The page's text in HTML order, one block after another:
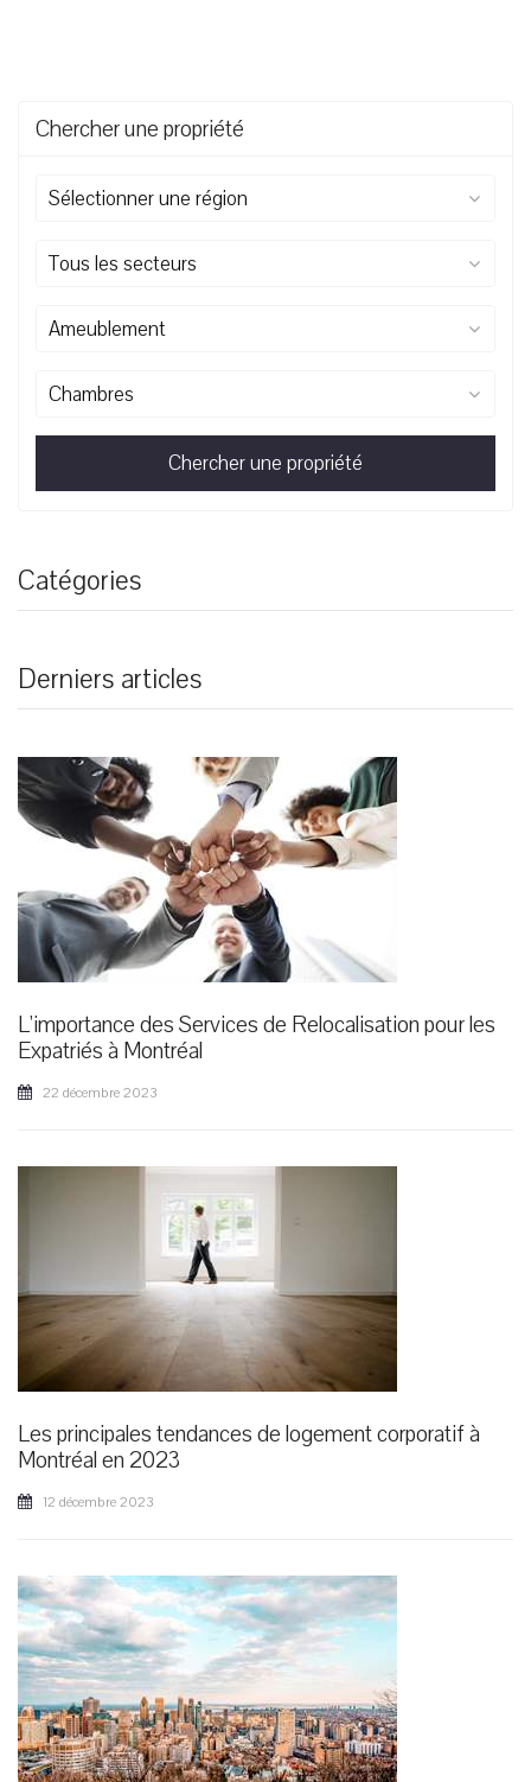
Chercher une propriété
Sélectionner une région
Tous les secteurs
Ameublement
Chambres
Chercher une propriété
Catégories
Derniers articles
L'importance des Services de Relocalisation pour les
Expatriés à Montréal
22 décembre 2023
Les principales tendances de logement corporatif à
Montréal en 2023
12 décembre 2023